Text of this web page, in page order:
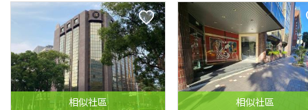
相似社區 相似社區